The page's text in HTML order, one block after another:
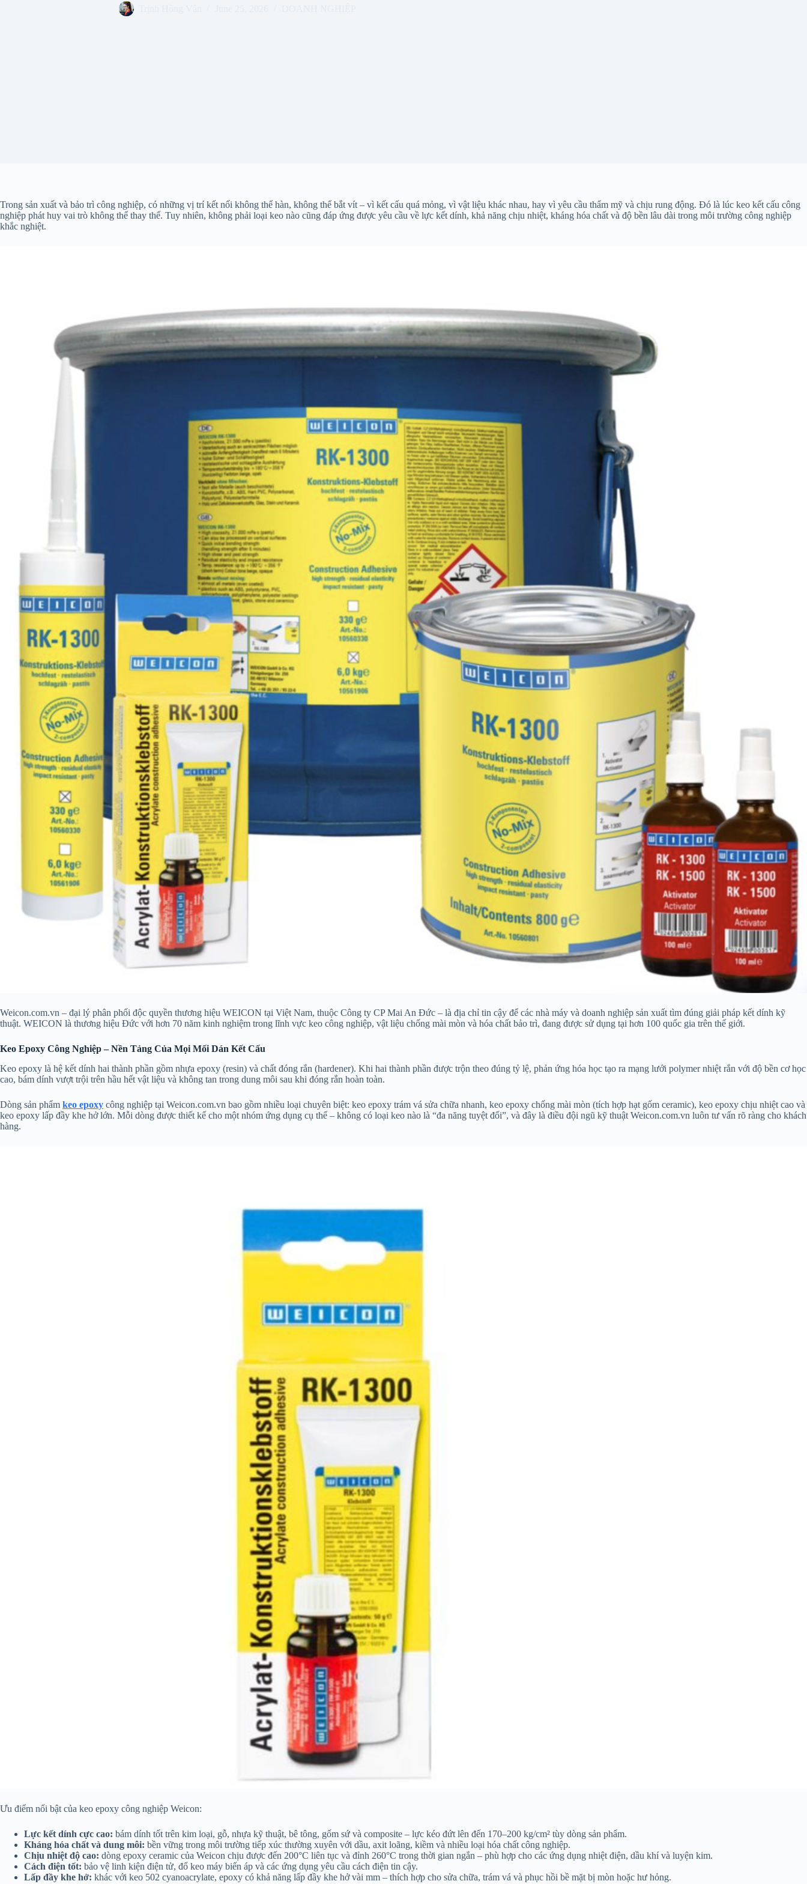
Trong sản xuất và bảo trì công nghiệp, có những vị trí kết nối không thể hàn, không thể bắt vít – vì kết cấu quá mỏng, vì vật liệu khác nhau, hay vì yêu cầu thẩm mỹ và chịu rung động. Đó là lúc keo kết cấu công
nghiệp phát huy vai trò không thể thay thế. Tuy nhiên, không phải loại keo nào cũng đáp ứng được yêu cầu về lực kết dính, khả năng chịu nhiệt, kháng hóa chất và độ bền lâu dài trong môi trường công nghiệp
khắc nghiệt.
Weicon.com.vn – đại lý phân phối độc quyền thương hiệu WEICON tại Việt Nam, thuộc Công ty CP Mai An Đức – là địa chỉ tin cậy để các nhà máy và doanh nghiệp sản xuất tìm đúng giải pháp kết dính kỹ
thuật. WEICON là thương hiệu Đức với hơn 70 năm kinh nghiệm trong lĩnh vực keo công nghiệp, vật liệu chống mài mòn và hóa chất bảo trì, đang được sử dụng tại hơn 100 quốc gia trên thế giới.
Keo Epoxy Công Nghiệp – Nền Tảng Của Mọi Mối Dán Kết Cấu
Keo epoxy là hệ kết dính hai thành phần gồm nhựa epoxy (resin) và chất đóng rắn (hardener). Khi hai thành phần được trộn theo đúng tỷ lệ, phản ứng hóa học tạo ra mạng lưới polymer nhiệt rắn với độ bền cơ học
cao, bám dính vượt trội trên hầu hết vật liệu và không tan trong dung môi sau khi đóng rắn hoàn toàn.
Dòng sản phẩm keo epoxy công nghiệp tại Weicon.com.vn bao gồm nhiều loại chuyên biệt: keo epoxy trám vá sửa chữa nhanh, keo epoxy chống mài mòn (tích hợp hạt gốm ceramic), keo epoxy chịu nhiệt cao và
keo epoxy lấp đầy khe hở lớn. Mỗi dòng được thiết kế cho một nhóm ứng dụng cụ thể – không có loại keo nào là “đa năng tuyệt đối”, và đây là điều đội ngũ kỹ thuật Weicon.com.vn luôn tư vấn rõ ràng cho khách
hàng.
Ưu điểm nổi bật của keo epoxy công nghiệp Weicon:
Lực kết dính cực cao: bám dính tốt trên kim loại, gỗ, nhựa kỹ thuật, bê tông, gốm sứ và composite – lực kéo đứt lên đến 170–200 kg/cm² tùy dòng sản phẩm.
Kháng hóa chất và dung môi: bền vững trong môi trường tiếp xúc thường xuyên với dầu, axit loãng, kiềm và nhiều loại hóa chất công nghiệp.
Chịu nhiệt độ cao: dòng epoxy ceramic của Weicon chịu được đến 200°C liên tục và đỉnh 260°C trong thời gian ngắn – phù hợp cho các ứng dụng nhiệt điện, dầu khí và luyện kim.
Cách điện tốt: bảo vệ linh kiện điện tử, đổ keo máy biến áp và các ứng dụng yêu cầu cách điện tin cậy.
Lấp đầy khe hở: khác với keo 502 cyanoacrylate, epoxy có khả năng lấp đầy khe hở vài mm – thích hợp cho sửa chữa, trám vá và phục hồi bề mặt bị mòn hoặc hư hỏng.